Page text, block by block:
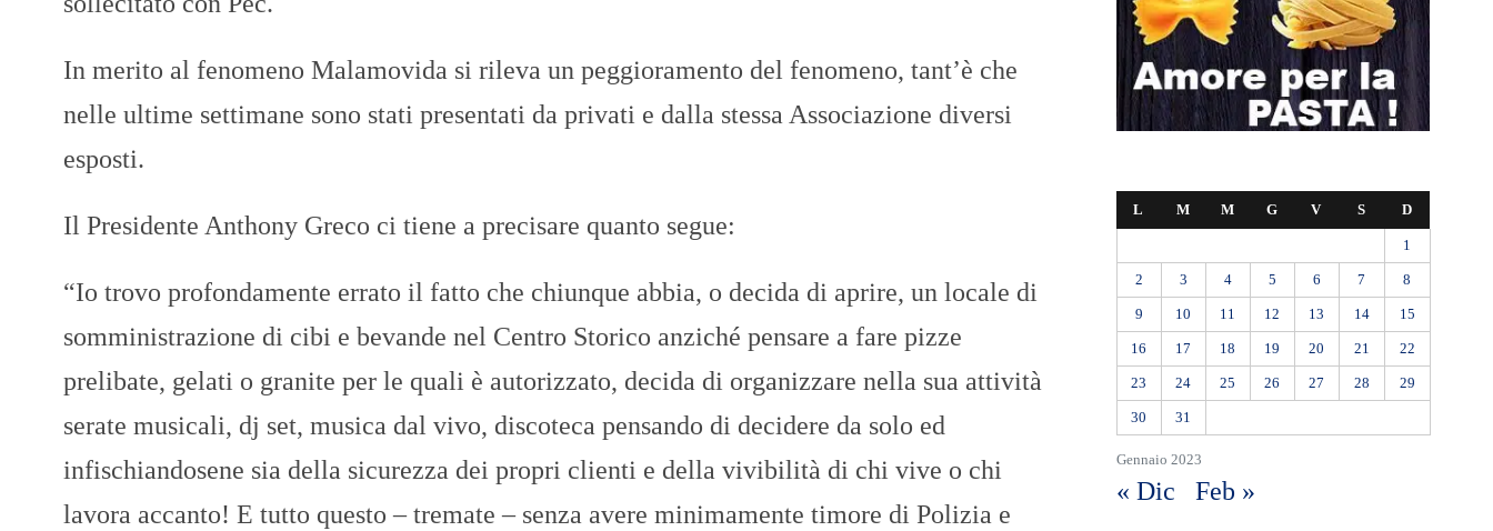
In merito al fenomeno Malamovida si rileva un peggioramento del fenomeno, tant’è che
nelle ultime settimane sono stati presentati da privati e dalla stessa Associazione diversi
esposti.
Il Presidente Anthony Greco ci tiene a precisare quanto segue:
“Io trovo profondamente errato il fatto che chiunque abbia, o decida di aprire, un locale di
somministrazione di cibi e bevande nel Centro Storico anziché pensare a fare pizze
prelibate, gelati o granite per le quali è autorizzato, decida di organizzare nella sua attività
serate musicali, dj set, musica dal vivo, discoteca pensando di decidere da solo ed
infischiandosene sia della sicurezza dei propri clienti e della vivibilità di chi vive o chi
lavora accanto! E tutto questo – tremate – senza avere minimamente timore di Polizia e
Gennaio 2023
L M M G V S D
1
2 3 4 5 6 7 8
9 10 11 12 13 14 15
16 17 18 19 20 21 22
23 24 25 26 27 28 29
30 31
« Dic Feb »